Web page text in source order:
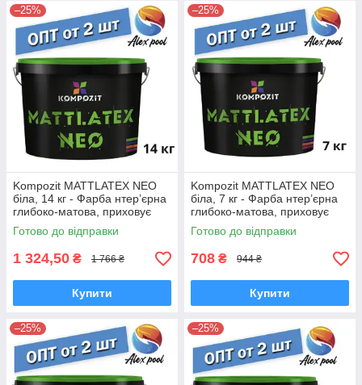
–25%
Kompozit MATTLATEX NEO
біла, 14 кг - Фарба нтер’єрна
глибоко-матова, приховує
дрібні нерівності поверхні
Готово до відправки
1 324,50 ₴ 1 766 ₴
Купити
–25%
Kompozit MATTLATEX NEO
біла, 7 кг - Фарба нтер’єрна
глибоко-матова, приховує
дрібні нерівності поверхні
Готово до відправки
708 ₴ 944 ₴
Купити
–25% –25%